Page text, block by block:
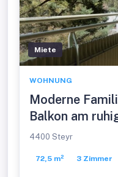
Miete
WOHNUNG
Moderne
Balkon am
Münichholz:
Infrastruktur!
4400 Steyr
72,5 m² 3 Zimmer